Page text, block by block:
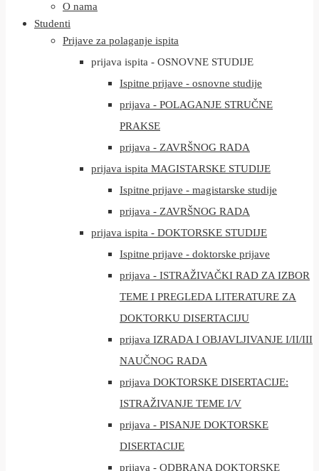
O nama
Studenti
Prijave za polaganje ispita
prijava ispita - OSNOVNE STUDIJE
Ispitne prijave - osnovne studije
prijava - POLAGANJE STRUČNE
PRAKSE
prijava - ZAVRŠNOG RADA
prijava ispita MAGISTARSKE STUDIJE
Ispitne prijave - magistarske studije
prijava - ZAVRŠNOG RADA
prijava ispita - DOKTORSKE STUDIJE
Ispitne prijave - doktorske prijave
prijava - ISTRAŽIVAČKI RAD ZA IZBOR
TEME I PREGLEDA LITERATURE ZA
DOKTORKU DISERTACIJU
prijava IZRADA I OBJAVLJIVANJE I/II/III
NAUČNOG RADA
prijava DOKTORSKE DISERTACIJE:
ISTRAŽIVANJE TEME I/V
prijava - PISANJE DOKTORSKE
DISERTACIJE
prijava - ODBRANA DOKTORSKE